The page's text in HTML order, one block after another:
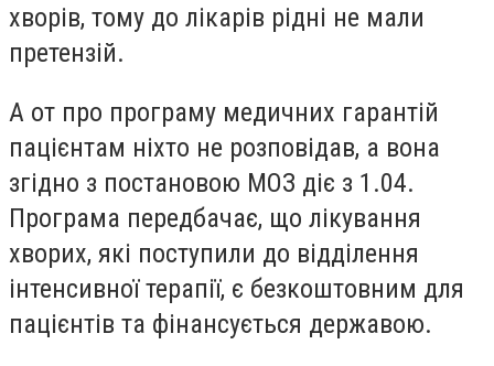
хворів, тому до лікарів рідні не мали
претензій.
А от про програму медичних гарантій
пацієнтам ніхто не розповідав, а вона
згідно з постановою МОЗ діє з 1.04.
Програма передбачає, що лікування
хворих, які поступили до відділення
інтенсивної терапії, є безкоштовним для
пацієнтів та фінансується державою.